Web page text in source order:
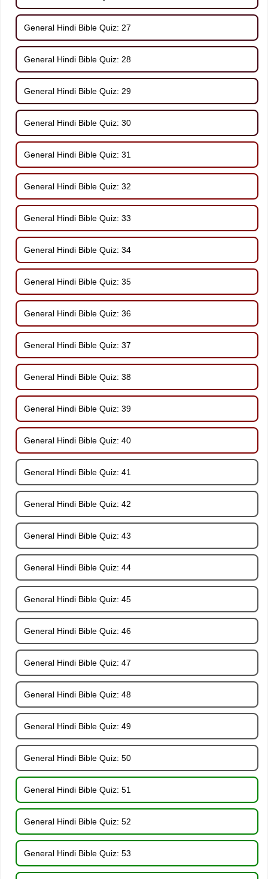
General Hindi Bible Quiz: 27
General Hindi Bible Quiz: 28
General Hindi Bible Quiz: 29
General Hindi Bible Quiz: 30
General Hindi Bible Quiz: 31
General Hindi Bible Quiz: 32
General Hindi Bible Quiz: 33
General Hindi Bible Quiz: 34
General Hindi Bible Quiz: 35
General Hindi Bible Quiz: 36
General Hindi Bible Quiz: 37
General Hindi Bible Quiz: 38
General Hindi Bible Quiz: 39
General Hindi Bible Quiz: 40
General Hindi Bible Quiz: 41
General Hindi Bible Quiz: 42
General Hindi Bible Quiz: 43
General Hindi Bible Quiz: 44
General Hindi Bible Quiz: 45
General Hindi Bible Quiz: 46
General Hindi Bible Quiz: 47
General Hindi Bible Quiz: 48
General Hindi Bible Quiz: 49
General Hindi Bible Quiz: 50
General Hindi Bible Quiz: 51
General Hindi Bible Quiz: 52
General Hindi Bible Quiz: 53